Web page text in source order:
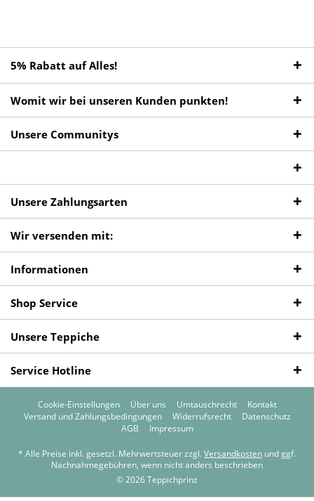
5% Rabatt auf Alles!
Womit wir bei unseren Kunden punkten!
Unsere Communitys
Unsere Zahlungsarten
Wir versenden mit:
Informationen
Shop Service
Unsere Teppiche
Service Hotline
Cookie-Einstellungen Über uns Umtauschrecht
Kontakt
Versand und Zahlungsbedingungen
Widerrufsrecht
Datenschutz
AGB
Impressum
* Alle Preise inkl. gesetzl. Mehrwertsteuer zzgl. Versandkosten und ggf.
Nachnahmegebühren, wenn nicht anders beschrieben
© 2026 Teppichprinz